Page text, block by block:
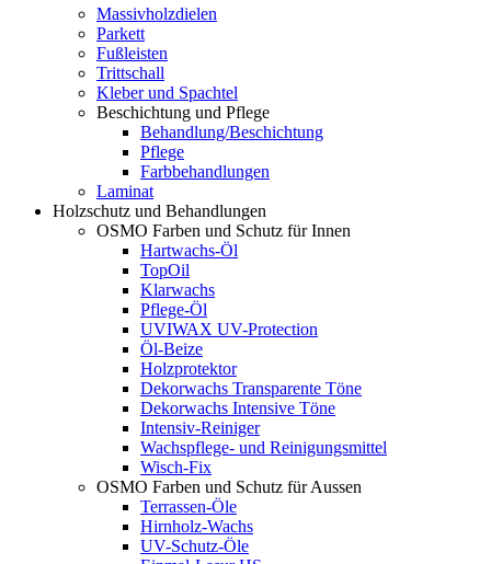
Massivholzdielen
Parkett
Fußleisten
Trittschall
Kleber und Spachtel
Beschichtung und Pflege
Behandlung/Beschichtung
Pflege
Farbbehandlungen
Laminat
Holzschutz und Behandlungen
OSMO Farben und Schutz für Innen
Hartwachs-Öl
TopOil
Klarwachs
Pflege-Öl
UVIWAX UV-Protection
Öl-Beize
Holzprotektor
Dekorwachs Transparente Töne
Dekorwachs Intensive Töne
Intensiv-Reiniger
Wachspflege- und Reinigungsmittel
Wisch-Fix
OSMO Farben und Schutz für Aussen
Terrassen-Öle
Hirnholz-Wachs
UV-Schutz-Öle